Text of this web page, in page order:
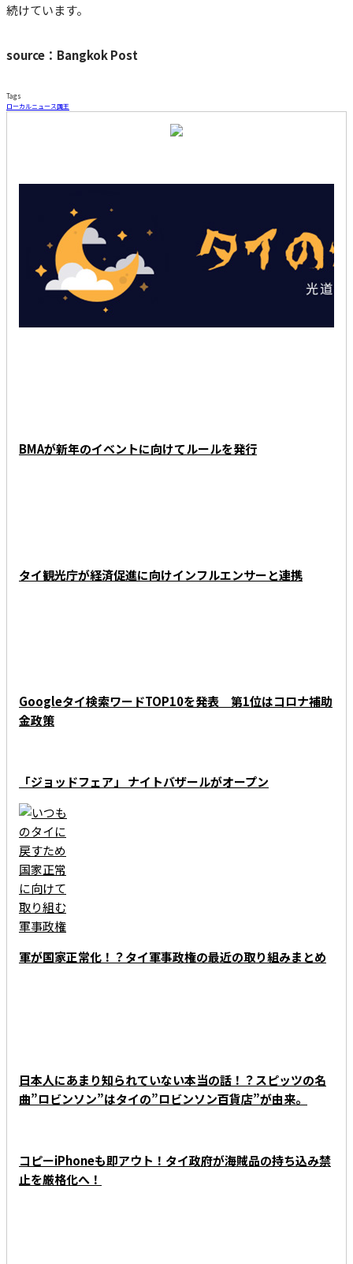
続けています。
source：Bangkok Post
Tags
ローカルニュース国王
BMAが新年のイベントに向けてルールを発行
タイ観光庁が経済促進に向けインフルエンサーと連携
Googleタイ検索ワードTOP10を発表 第1位はコロナ補助
金政策
「ジョッドフェア」 ナイトバザールがオープン
軍が国家正常化！？タイ軍事政権の最近の取り組みまとめ
日本人にあまり知られていない本当の話！？スピッツの名
曲”ロビンソン”はタイの”ロビンソン百貨店”が由来。
コピーiPhoneも即アウト！タイ政府が海賊品の持ち込み禁
止を厳格化へ！